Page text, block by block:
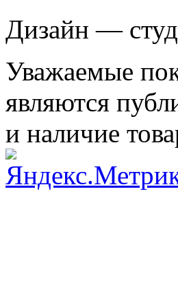
Дизайн —
Уважаемые
являются
и наличие